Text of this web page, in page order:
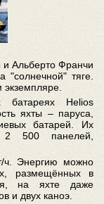
и Альберто Франчи
"солнечной" тяге.
экземпляре.
Helios
яхты – паруса,
батарей. Их
2 500 панелей,
ч. Энергию можно
размещённых в
на яхте даже
и двух каноэ.